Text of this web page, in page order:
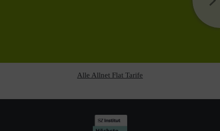
Alle Allnet Flat Tarife